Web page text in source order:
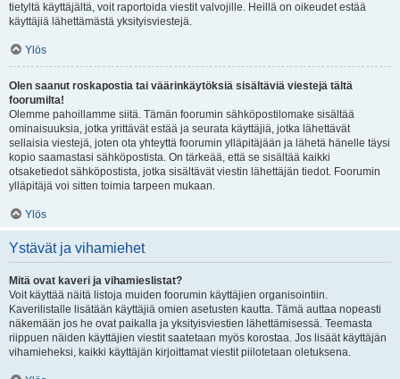
tietyltä käyttäjältä, voit raportoida viestit valvojille. Heillä on oikeudet estää
käyttäjiä lähettämästä yksityisviestejä.
Ylös
Olen saanut roskapostia tai väärinkäytöksiä sisältäviä viestejä tältä
foorumilta!
Olemme pahoillamme siitä. Tämän foorumin sähköpostilomake sisältää
ominaisuuksia, jotka yrittävät estää ja seurata käyttäjiä, jotka lähettävät
sellaisia viestejä, joten ota yhteyttä foorumin ylläpitäjään ja lähetä hänelle täysi
kopio saamastasi sähköpostista. On tärkeää, että se sisältää kaikki
otsaketiedot sähköpostista, jotka sisältävät viestin lähettäjän tiedot. Foorumin
ylläpitäjä voi sitten toimia tarpeen mukaan.
Ylös
Ystävät ja vihamiehet
Mitä ovat kaveri ja vihamieslistat?
Voit käyttää näitä listoja muiden foorumin käyttäjien organisointiin.
Kaverilistalle lisätään käyttäjiä omien asetusten kautta. Tämä auttaa nopeasti
näkemään jos he ovat paikalla ja yksityisviestien lähettämisessä. Teemasta
riippuen näiden käyttäjien viestit saatetaan myös korostaa. Jos lisäät käyttäjän
vihamieheksi, kaikki käyttäjän kirjoittamat viestit piilotetaan oletuksena.